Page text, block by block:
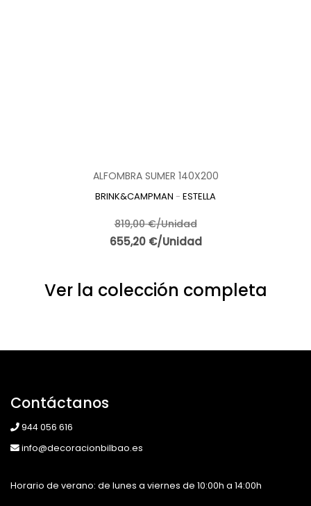
ALFOMBRA SUMER 140X200
BRINK&CAMPMAN - ESTELLA
819,00 €/Unidad
655,20 €/Unidad
Ver la colección completa
Contáctanos
944 056 616
info@decoracionbilbao.es
Horario de verano: de lunes a viernes de 10:00h a 14:00h